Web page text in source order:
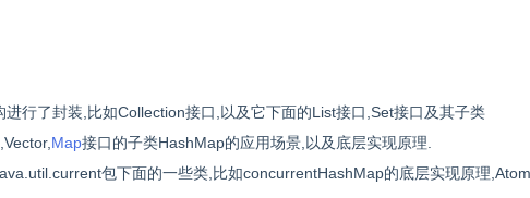
行了封装,比如Collection接口,以及它下面的List接口,Set接口及其子类
Map接口的子类HashMap的应用场景,以及底层实现原理.
包下面的一些类,比如concurrentHashMap的底层实现原理